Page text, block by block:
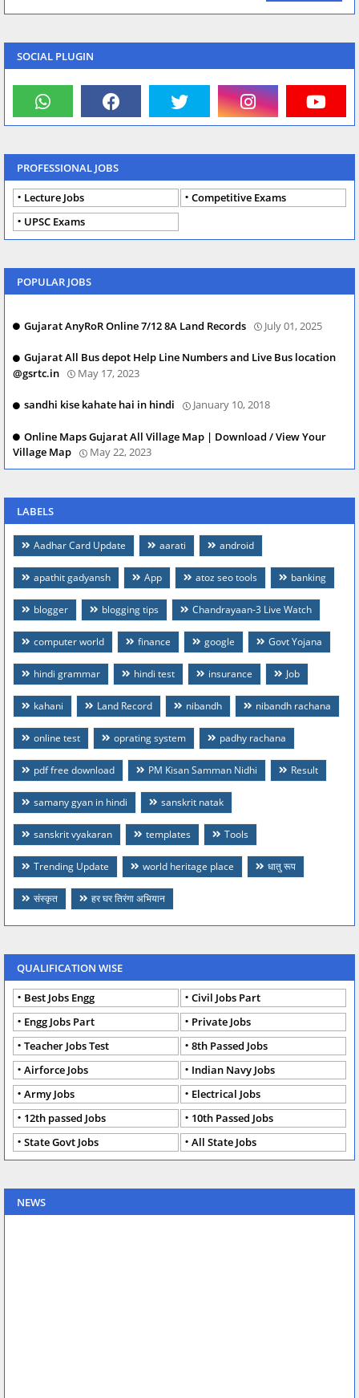
SOCIAL PLUGIN
PROFESSIONAL JOBS
Lecture Jobs
Competitive Exams
UPSC Exams
POPULAR JOBS
Gujarat AnyRoR Online 7/12 8A Land Records July 01, 2025
Gujarat All Bus depot Help Line Numbers and Live Bus location
@gsrtc.in
May 17, 2023
sandhi kise kahate hai in hindi January 10, 2018
Online Maps Gujarat All Village Map | Download / View Your
Village Map
May 22, 2023
LABELS
Aadhar Card Update aarati android
apathit gadyansh App atoz seo tools banking
blogger blogging tips Chandrayaan-3 Live Watch
computer world finance google Govt Yojana
hindi grammar hindi test insurance Job
kahani Land Record nibandh nibandh rachana
online test oprating system padhy rachana
pdf free download PM Kisan Samman Nidhi Result
samany gyan in hindi sanskrit natak
sanskrit vyakaran templates Tools
Trending Update world heritage place धातु रूप
संस्कृत हर घर तिरंगा अभियान
QUALIFICATION WISE
Best Jobs Engg
Civil Jobs Part
Engg Jobs Part
Private Jobs
Teacher Jobs Test
8th Passed Jobs
Airforce Jobs
Indian Navy Jobs
Army Jobs
Electrical Jobs
12th passed Jobs
10th Passed Jobs
State Govt Jobs
All State Jobs
NEWS